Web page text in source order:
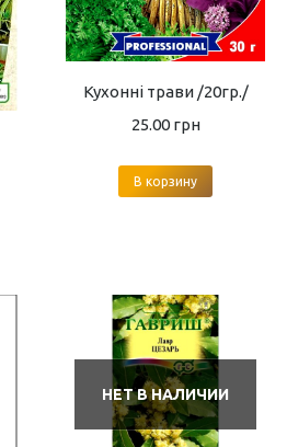
Кухонні трави /20гр./
25.00 грн
В корзину
НЕТ В НАЛИЧИИ